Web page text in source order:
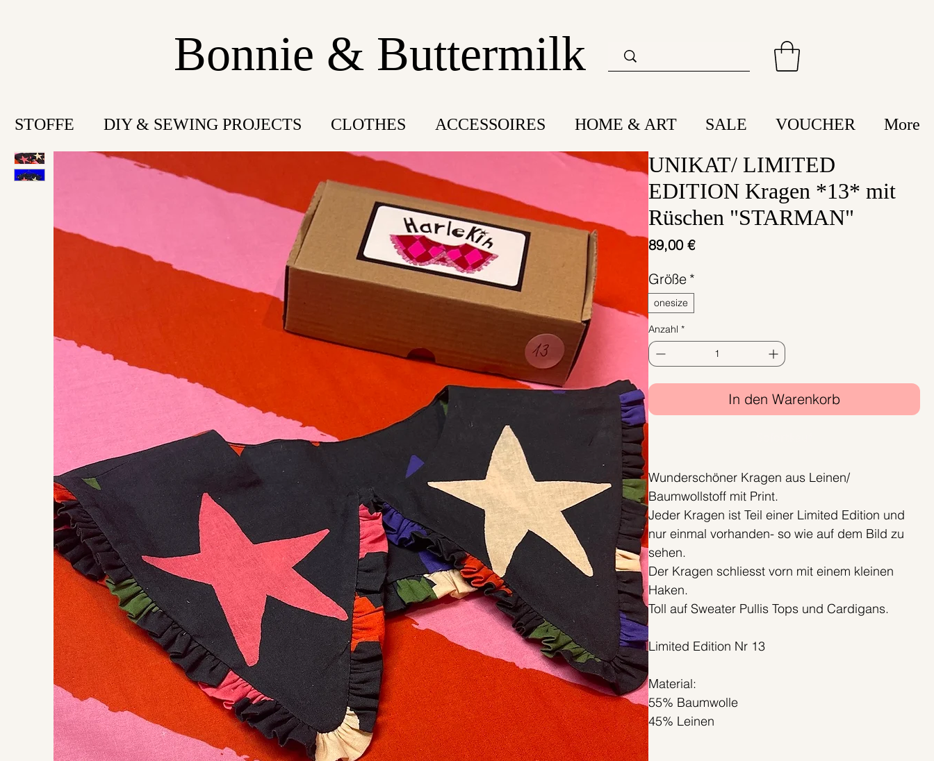
Bonnie & Buttermilk
STOFFE DIY & SEWING PROJECTS CLOTHES ACCESSOIRES HOME & ART SALE VOUCHER More
UNIKAT/ LIMITED
EDITION Kragen *13* mit
Rüschen "STARMAN"
89,00 €Preis
Größe *
onesize
Anzahl *
In den Warenkorb
Wunderschöner Kragen aus Leinen/
Baumwollstoff mit Print.
Jeder Kragen ist Teil einer Limited Edition und
nur einmal vorhanden- so wie auf dem Bild zu
sehen.
Der Kragen schliesst vorn mit einem kleinen
Haken.
Toll auf Sweater Pullis Tops und Cardigans.
Limited Edition Nr 13
Material:
55% Baumwolle
45% Leinen